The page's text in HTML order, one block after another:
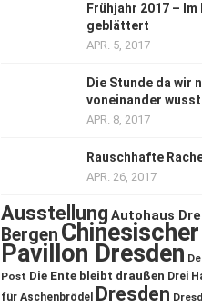
Frühjahr 2017 – Im
geblättert
APR. 5, 2017
Die Stunde da wir
voneinander
APR. 8, 2017
Rauschhafte
APR. 26, 2017
Ausstellung Autohaus
Bergen Chinesischer
Pavillon Dresden
Post Die Ente bleibt draußen Drei
für Aschenbrödel
Dresden